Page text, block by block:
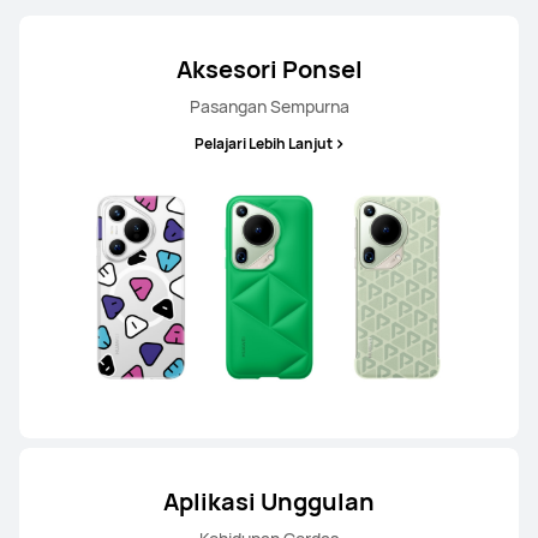
Aksesori Ponsel
Pasangan Sempurna
Pelajari Lebih Lanjut
Aplikasi Unggulan